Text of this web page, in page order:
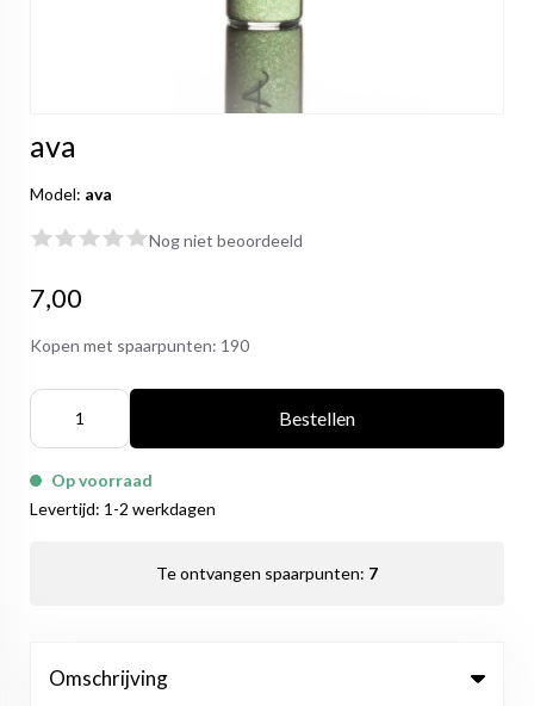
ava
Model: ava
Nog niet beoordeeld
7,00
Kopen met spaarpunten: 190
Bestellen
Op voorraad
Levertijd: 1-2 werkdagen
Te ontvangen spaarpunten: 7
Omschrijving